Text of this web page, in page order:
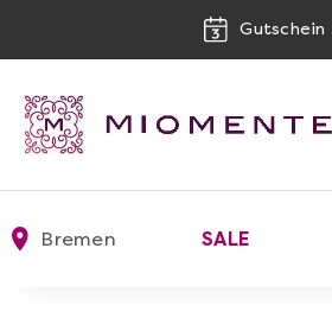
Gutschein
Bremen SALE